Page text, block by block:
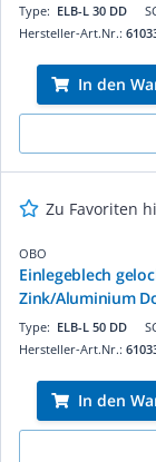
Type: ELB-L 30 DD
Hersteller-Art.Nr.:
In den
Zu Favoriten
OBO
Einlegeblech
Zink/Aluminium
Type: ELB-L 50 DD
Hersteller-Art.Nr.:
In den